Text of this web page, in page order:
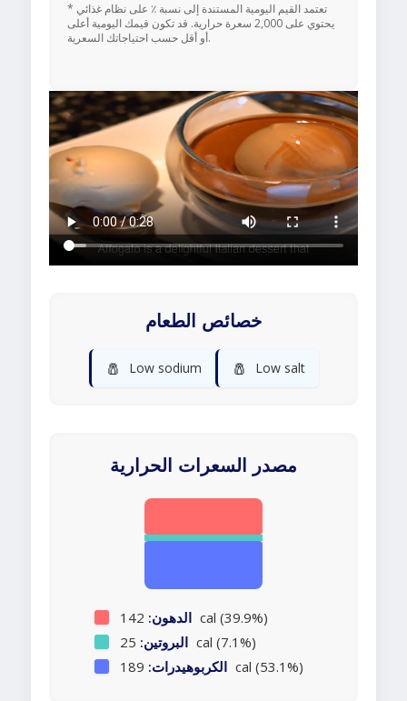
* تعتمد القيم اليومية المستندة إلى نسبة ٪ على نظام غذائي
يحتوي على 2,000 سعرة حرارية. قد تكون قيمك اليومية أعلى
أو أقل حسب احتياجاتك السعرية.
خصائص الطعام
🧂 Low sodium 🧂 Low salt
مصدر السعرات الحرارية
الدهون: 142 cal (39.9%)
البروتين: 25 cal (7.1%)
الكربوهيدرات: 189 cal (53.1%)